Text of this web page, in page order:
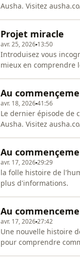
Ausha. Visitez
Projet miracle
avr. 25, 2026 13:50
Introduisez vous
mieux en comprendre
Au
avr. 18, 202641:56
Le dernier épisode de
Ausha. Visitez
Au
avr. 17, 202629:29
la folle histoire de
plus d'informations.
Au
avr. 17, 202627:42
Une nouvelle histoire
pour comprendre